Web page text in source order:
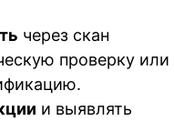
через скан
проверку или
и выявлять